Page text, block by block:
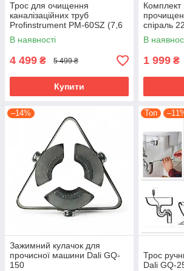
Трос для очищення
каналізаційних труб
Profinstrument РМ-60SZ (7,6
м, 10 мм)
В наявності
4 499 ₴ 5 499 ₴
Купити
Комплект
спіраль
В
1 999 ₴
–14%
Зажимний кулачок для
прочисної машини Dali GQ-
150
Топ
Трос
Dali GQ-